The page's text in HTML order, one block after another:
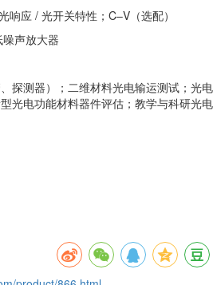
响应 / 光开关特性；C–V（选配）
声放大器
探测器）；二维材料光电输运测试；光电
光电功能材料器件评估；教学与科研光电